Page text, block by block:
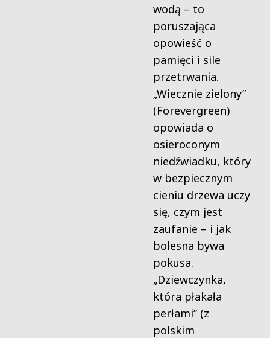
wodą – to
poruszająca
opowieść o
pamięci i sile
przetrwania.
„Wiecznie zielony”
(Forevergreen)
opowiada o
osieroconym
niedźwiadku, który
w bezpiecznym
cieniu drzewa uczy
się, czym jest
zaufanie – i jak
bolesna bywa
pokusa.
„Dziewczynka,
która płakała
perłami” (z
polskim